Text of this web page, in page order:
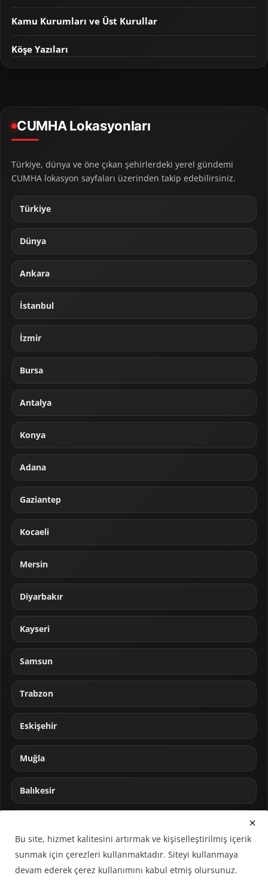
Kamu Kurumları ve Üst Kurullar
Köşe Yazıları
CUMHA Lokasyonları
Türkiye, dünya ve öne çıkan şehirlerdeki yerel gündemi
CUMHA lokasyon sayfaları üzerinden takip edebilirsiniz.
Türkiye
Dünya
Ankara
İstanbul
İzmir
Bursa
Antalya
Konya
Adana
Gaziantep
Kocaeli
Mersin
Diyarbakır
Kayseri
Samsun
Trabzon
Eskişehir
Muğla
Balıkesir
Bu site, hizmet kalitesini artırmak ve kişiselleştirilmiş içerik
sunmak için çerezleri kullanmaktadır. Siteyi kullanmaya
devam ederek çerez kullanımını kabul etmiş olursunuz.